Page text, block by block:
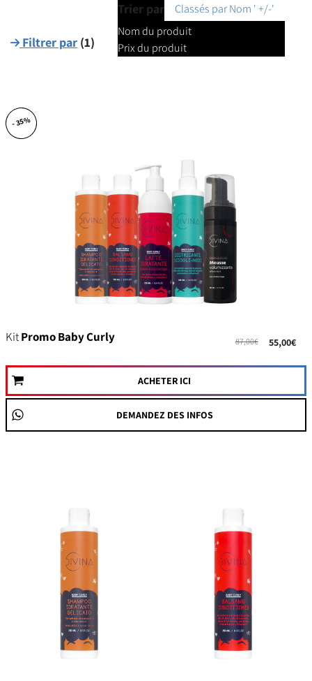
Filtrer par (1)
Trier par
Classés par Nom ' +/-'
Nom du produit
Prix du produit
- 35%
KitPromo Baby Curly 87,00€ 55,00€
ACHETER ICI
DEMANDEZ DES INFOS